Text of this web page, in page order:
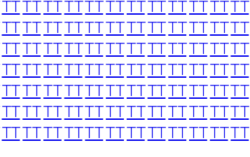
TTTTTTTTTTTTTTTTTTTTTTTT
TTTTTTTTTTTTTTTTTTTTTTTT
TTTTTTTTTTTTTTTTTTTTTTTT
TTTTTTTTTTTTTTTTTTTTTTTT
TTTTTTTTTTTTTTTTTTTTTTTT
TTTTTTTTTTTTTTTTTTTTTTTT
TTTTTTTTTTTTTTTTTTTTTTTT